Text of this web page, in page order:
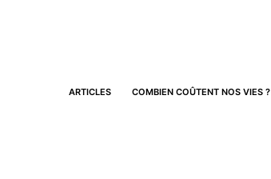
ARTICLES COMBIEN COÛTENT NOS VIES ?